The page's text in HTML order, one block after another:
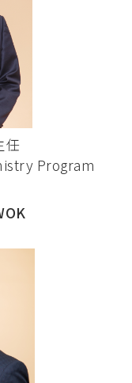
任
Program